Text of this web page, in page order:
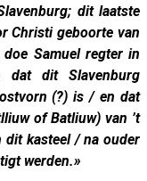
dit laatste
Christi geboorte van
Samuel regter in
dat dit Slavenburg
(?) is / en dat
of Batliuw) van ’t
dit kasteel / na ouder
werden.»